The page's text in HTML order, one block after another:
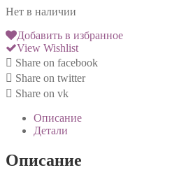
Нет в наличии
Добавить в избранное
View Wishlist
Share on facebook
Share on twitter
Share on vk
Описание
Детали
Описание